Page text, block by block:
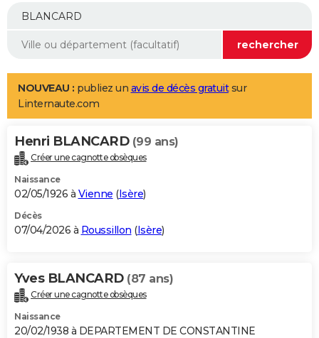
Mobiles
Meilleur smartphone
Internet
Ordinateurs
Jeux vidéo
Guide high-tech
Aménagement intérieur
LIFESTYLE
Art de vivre
Bien-être
Loisirs
Mode
Modes de vie
Alimentation
Guide de la santé
Maladies
Médicaments
Sommeil
VOYAGE
Destinations
City break
Voyage nature
Voyage de noces
Forum
Climat
+PHOTO
GUIDES D'ACHAT
BONS PLANS
Carte de Noël
Carte Bonne année
Carte Saint-Valentin
Carte Pâques
Carte d'anniversaire
DICTIONNAIRE
Dictionnaire
Biographies
Citations
Expressions
Proverbes
PROGRAMME TV
NOUVEAU : publiez un avis de décès gratuitsur
Linternaute.com
Henri BLANCARD (99 ans)
Créer une cagnotte obsèques
Naissance
02/05/1926 à Vienne (Isère)
Décès
07/04/2026 à Roussillon (Isère)
Yves BLANCARD (87 ans)
Créer une cagnotte obsèques
Naissance
20/02/1938 à DEPARTEMENT DE CONSTANTINE